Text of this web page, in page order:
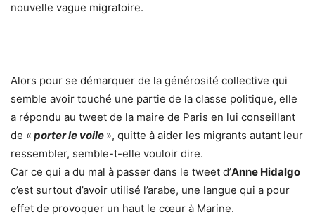
nouvelle vague migratoire.
Alors pour se démarquer de la générosité collective qui
semble avoir touché une partie de la classe politique, elle
a répondu au tweet de la maire de Paris en lui conseillant
de « porter le voile », quitte à aider les migrants autant leur
ressembler, semble-t-elle vouloir dire.
Car ce qui a du mal à passer dans le tweet d’Anne Hidalgo
c’est surtout d’avoir utilisé l’arabe, une langue qui a pour
effet de provoquer un haut le cœur à Marine.